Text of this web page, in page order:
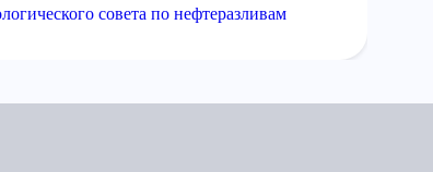
совета по нефтеразливам